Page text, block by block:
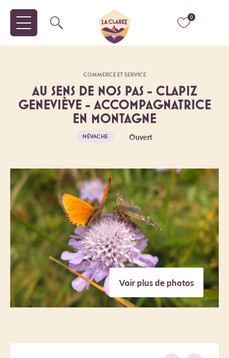
0
COMMERCE ET SERVICE
AU SENS DE NOS PAS - CLAPIZ
GENEVIÈVE - ACCOMPAGNATRICE
EN MONTAGNE
NÉVACHE Ouvert
Voir plus de photos